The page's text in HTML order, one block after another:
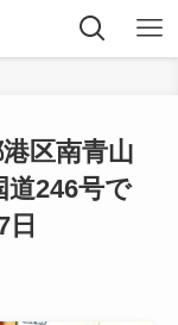
区南青山
道246号で
日